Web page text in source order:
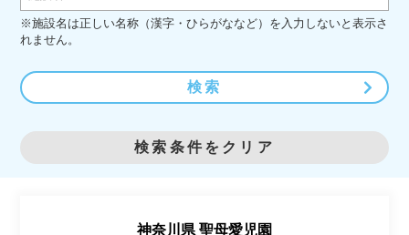
※施設名は正しい名称（漢字・ひらがななど）を入力しないと表示さ
れません。
検索
検索条件をクリア
神奈川県 聖母愛児園